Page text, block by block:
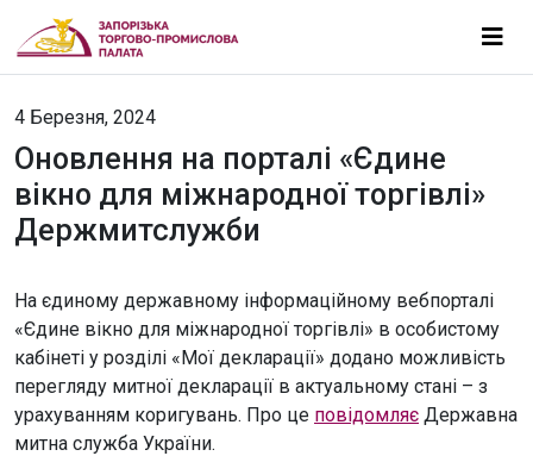
4 Березня, 2024
Оновлення на порталі «Єдине
вікно для міжнародної торгівлі»
Держмитслужби
На єдиному державному інформаційному вебпорталі
«Єдине вікно для міжнародної торгівлі» в особистому
кабінеті у розділі «Мої декларації» додано можливість
перегляду митної декларації в актуальному стані – з
урахуванням коригувань. Про це повідомляє Державна
митна служба України.